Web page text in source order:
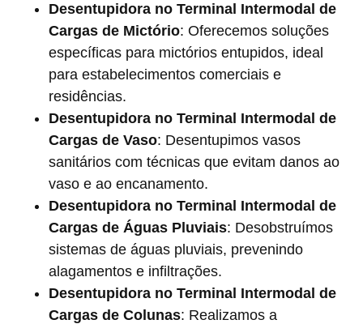
Desentupidora no Terminal Intermodal de
Cargas de Mictório: Oferecemos soluções
específicas para mictórios entupidos, ideal
para estabelecimentos comerciais e
residências.
Desentupidora no Terminal Intermodal de
Cargas de Vaso: Desentupimos vasos
sanitários com técnicas que evitam danos ao
vaso e ao encanamento.
Desentupidora no Terminal Intermodal de
Cargas de Águas Pluviais: Desobstruímos
sistemas de águas pluviais, prevenindo
alagamentos e infiltrações.
Desentupidora no Terminal Intermodal de
Cargas de Colunas: Realizamos a